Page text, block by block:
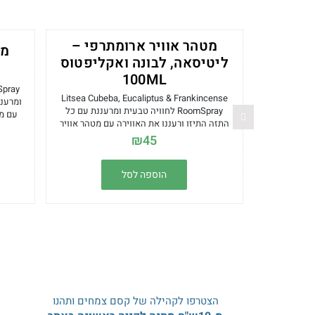
מטהר אוויר ארומתרפי –
ליטיסאה, לבונה ואקליפטוס
100ML
Litsea Cubeba, Eucaliptus & Frankincense
RoomSpray לחוויה טבעית ומרעננת עם כל
התזה התיזו ורעננו את האווירה עם מטהר אוויר
ארומתרפי בריח לבנדר. מטהר אוויר עם שמנים
אתריים ליטיסאה, לבונה ואקליפטוס ימלאו את
האוויר בריח לימוני משכר ומרענן. המוצר מתאים
לשימוש בכל חלל בבית, במשרד או ברכב
*המוצר מכיל אלכוהול
₪45
הוספה לסל
עם
הצטרפו לקהילה של קסם צמחים ותהנו